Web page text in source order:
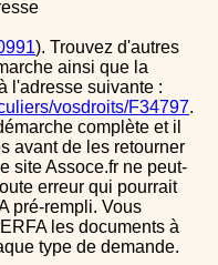
). Trouvez d'autres
ainsi que la
l'adresse suivante :
vosdroits/F34797.
complète et il
avant de les retourner
site Assoce.fr ne peut-
erreur qui pourrait
pré-rempli. Vous
les documents à
type de demande.